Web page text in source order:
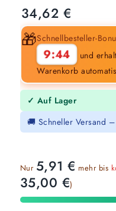
34,62 €
🎁Schnellbesteller-
9:43 und
Warenkorb
✓ Auf Lager
🚚 Schneller Versand
Nur 5,91€ mehr bis
35,00 €)